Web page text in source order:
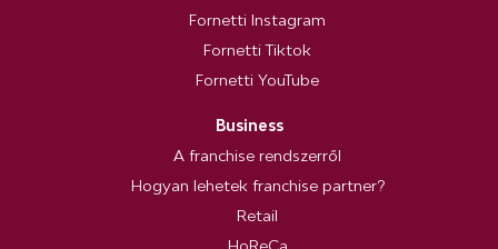
Fornetti Instagram
Fornetti Tiktok
Fornetti YouTube
Business
A franchise rendszerről
Hogyan lehetek franchise partner?
Retail